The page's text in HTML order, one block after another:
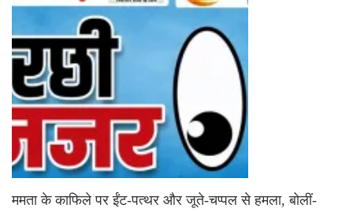
ममता के काफिले पर ईंट-पत्थर और जूते-चप्पल से हमला, बोलीं-